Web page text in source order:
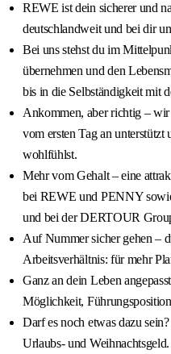
REWE ist dein sicherer und
deutschlandweit und bei dir
Bei uns stehst du im
übernehmen und den
bis in die Selbständigkeit mit
Ankommen, aber richtig – wir
vom ersten Tag an
wohlfühlst.
Mehr vom Gehalt – eine
bei REWE und PENNY
und bei der DERTOUR
Auf Nummer sicher gehen –
Arbeitsverhältnis: für mehr
Ganz an dein Leben
Möglichkeit,
Darf es noch etwas dazu
Urlaubs- und Weihnachtsgeld.